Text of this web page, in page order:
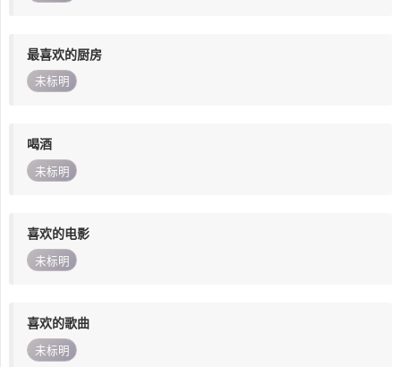
最喜欢的厨房
未标明
喝酒
未标明
喜欢的电影
未标明
喜欢的歌曲
未标明